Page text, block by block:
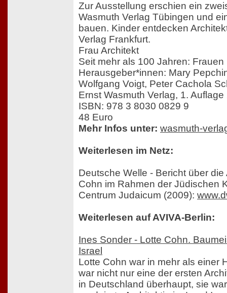
Zur Ausstellung erschien ein
Wasmuth Verlag Tübingen und
bauen. Kinder entdecken
Verlag Frankfurt.
Frau Architekt
Seit mehr als 100 Jahren:
Herausgeber*innen: Mary
Wolfgang Voigt, Peter Cachola
Ernst Wasmuth Verlag, 1. Auflage
ISBN: 978 3 8030 0829 9
48 Euro
Mehr Infos unter: wasmuth-
Weiterlesen im Netz:
Deutsche Welle - Bericht über
Cohn im Rahmen der Jüdischen
Centrum Judaicum (2009):
Weiterlesen auf AVIVA-Berlin:
Ines Sonder - Lotte Cohn.
Israel
Lotte Cohn war in mehr als einer
war nicht nur eine der ersten
in Deutschland überhaupt, sie